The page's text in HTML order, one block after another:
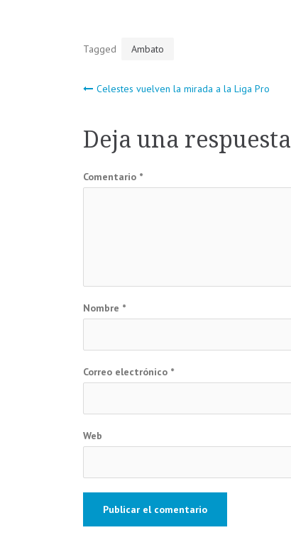
Tagged Ambato
Navegación
de
entradas
Celestes vuelven la mirada a la Liga Pro
Deja una respuesta
Comentario *
Nombre *
Correo electrónico *
Web